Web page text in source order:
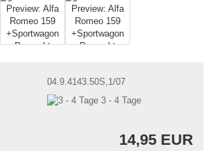
04.9.4143.50S,1/07
3 - 4 Tage
14,95 EUR